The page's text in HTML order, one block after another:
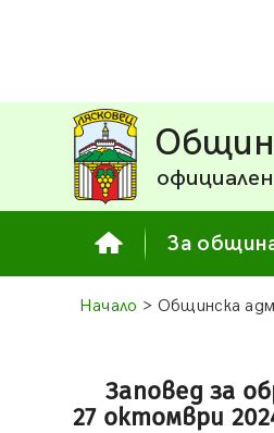
За
Начало > Общинска
Заповед за
27 октомври